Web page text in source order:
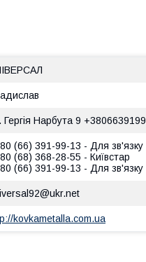
Гергія Нарбута 9
(66) 391-99-13
Для
(68) 368-28-55
Київстар
(66) 391-99-13
Для
kovkametalla.com.ua